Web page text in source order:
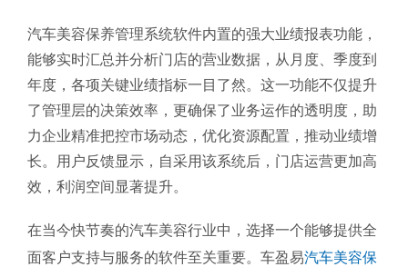
汽车美容保养管理系统软件内置的强大业绩报表功能，
能够实时汇总并分析门店的营业数据，从月度、季度到
年度，各项关键业绩指标一目了然。这一功能不仅提升
了管理层的决策效率，更确保了业务运作的透明度，助
力企业精准把控市场动态，优化资源配置，推动业绩增
长。用户反馈显示，自采用该系统后，门店运营更加高
效，利润空间显著提升。
在当今快节奏的汽车美容行业中，选择一个能够提供全
面客户支持与服务的软件至关重要。车盈易汽车美容保